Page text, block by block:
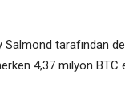
Salmond tarafından
4,37 milyon BTC